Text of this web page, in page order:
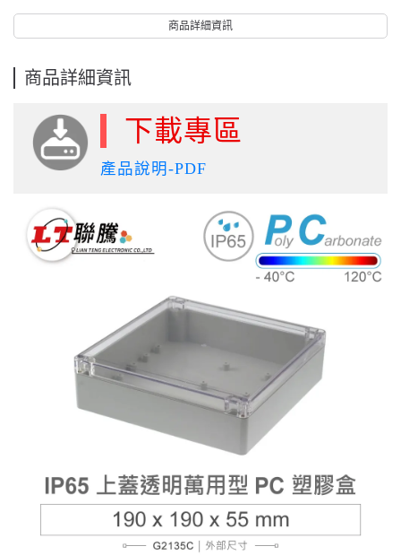
商品詳細資訊
商品詳細資訊
下載專區
產品說明-PDF